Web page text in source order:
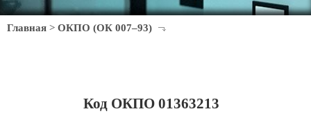
Главная > ОКПО (ОК 007–93)
Код ОКПО 01363213